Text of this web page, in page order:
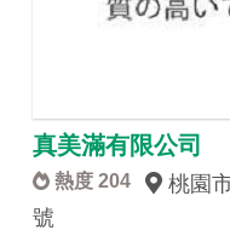
真美滿有限公司
熱度 204
桃園
號